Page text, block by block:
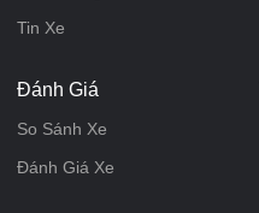
Tin Xe
Đánh Giá
So Sánh Xe
Đánh Giá Xe